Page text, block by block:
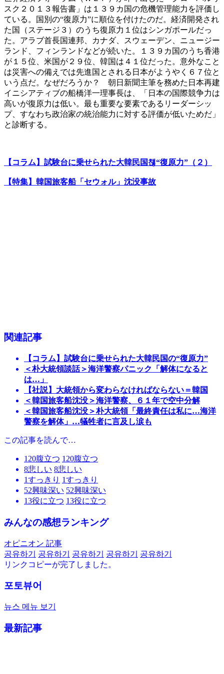
スク２０１３報告書」は１３９カ国の危機管理能力を評価し
ている。国別の“復原力”に順位を付けたのだ。経済開発され
た国（ステージ３）のうち復原力１位はシンガポールだっ
た。アラブ首長国連邦、カナダ、スウェーデン、ニュージー
ランド、フィンランドなどが続いた。１３９カ国のうち香港
が１５位、米国が２９位、韓国は４１位だった。意外なこと
は災害への備えでは先進国とされる日本がようやく６７位と
いう点だ。なぜだろうか？ 朝日新聞主筆を務めた日本再建
イニシアティブの船橋洋一理事長は、「日本の国際競争力は
高いが復原力は低い。最も重要な要素であるリーダーシッ
プ、すなわち政治家の統治能力に対する評価が低いためだ」
と診断する。
【コラム】試験台に乗せられた大韓民国첂“復原力”（２）
【特集】韓国旅客船「セウォル」沈没事故
関連記事
【コラム】試験台に乗せられた大韓民国の“復原力”
＜朴大統領談話＞海洋警察パニック「解体になると
は…」
【社説】大統領から変わらなければならない＝韓国
＜韓国旅客船沈没＞海洋警察、６１年で空中分解
＜韓国旅客船沈没＞朴大統領「最終責任は私に…海洋
警察を解体」…犠牲者に言及し涙も
この記事を読んで…
120腹立つ 120腹立つ
8悲しい 8悲しい
1すっきり 1すっきり
52興味深い 52興味深い
13役に立つ 13役に立つ
みんなの感想ランキング
オピニオン 記事
공유하기
공유하기 공유하기 공유하기
공유하기
リンクコピーが完了しました。
포토뷰어
뉴스 메뉴 보기
最新記事